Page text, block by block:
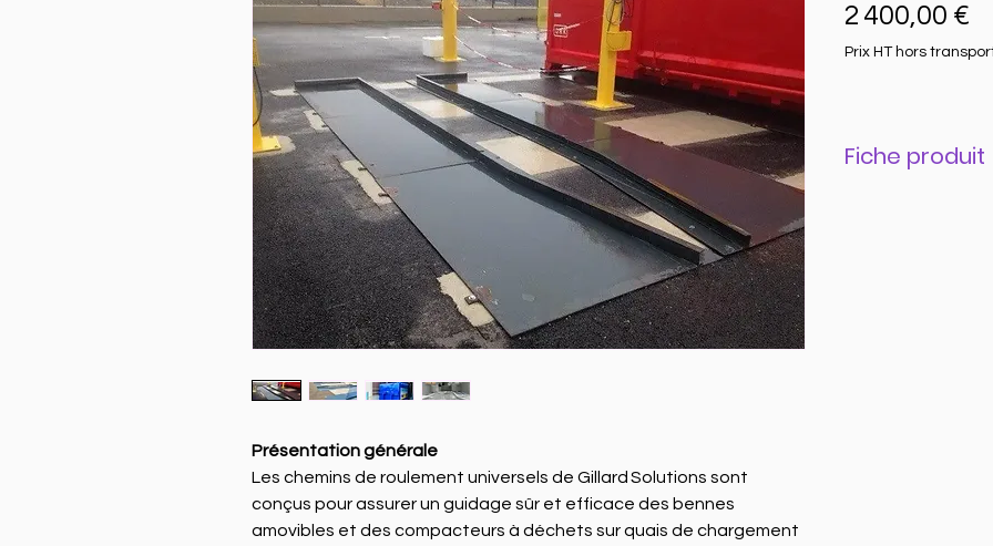
Présentation générale
Les chemins de roulement universels de Gillard Solutions sont
conçus pour assurer un guidage sûr et efficace des bennes
amovibles et des compacteurs à déchets sur quais de chargement
2 400,00 €
Prix HT hors
Fiche produit